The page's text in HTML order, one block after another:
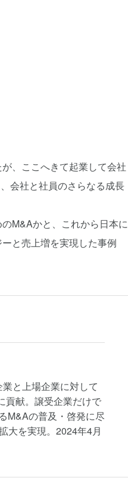
、ここへきて起業して会社
会社と社員のさらなる成長
M&Aかと、これから日本に
と売上増を実現した事例
と上場企業に対して
貢献。譲受企業だけで
M&Aの普及・啓発に尽
大を実現。2024年4月